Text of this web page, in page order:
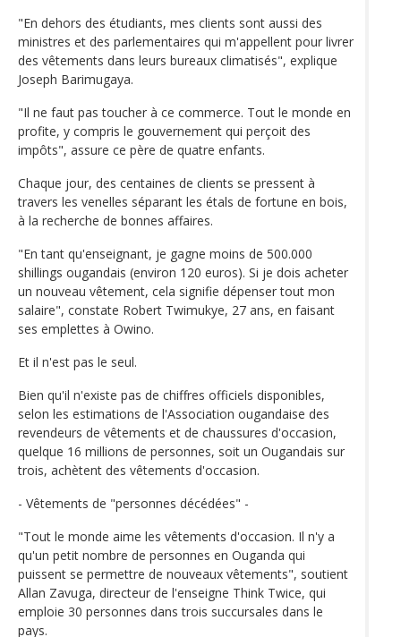
"En dehors des étudiants, mes clients sont aussi des
ministres et des parlementaires qui m'appellent pour livrer
des vêtements dans leurs bureaux climatisés", explique
Joseph Barimugaya.
"Il ne faut pas toucher à ce commerce. Tout le monde en
profite, y compris le gouvernement qui perçoit des
impôts", assure ce père de quatre enfants.
Chaque jour, des centaines de clients se pressent à
travers les venelles séparant les étals de fortune en bois,
à la recherche de bonnes affaires.
"En tant qu'enseignant, je gagne moins de 500.000
shillings ougandais (environ 120 euros). Si je dois acheter
un nouveau vêtement, cela signifie dépenser tout mon
salaire", constate Robert Twimukye, 27 ans, en faisant
ses emplettes à Owino.
Et il n'est pas le seul.
Bien qu'il n'existe pas de chiffres officiels disponibles,
selon les estimations de l'Association ougandaise des
revendeurs de vêtements et de chaussures d'occasion,
quelque 16 millions de personnes, soit un Ougandais sur
trois, achètent des vêtements d'occasion.
- Vêtements de "personnes décédées" -
"Tout le monde aime les vêtements d'occasion. Il n'y a
qu'un petit nombre de personnes en Ouganda qui
puissent se permettre de nouveaux vêtements", soutient
Allan Zavuga, directeur de l'enseigne Think Twice, qui
emploie 30 personnes dans trois succursales dans le
pays.